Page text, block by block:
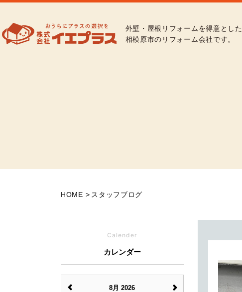
外壁・屋根リフォームを得意とした
相模原市のリフォーム会社です。
HOME スタッフブログ
Calender
カレンダー
8月 2026